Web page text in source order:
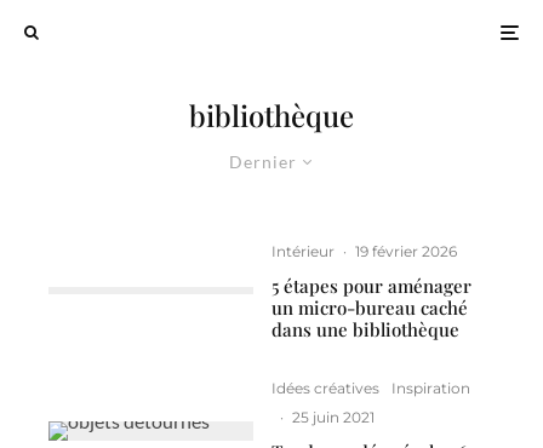
bibliothèque
Dernier
Intérieur · 19 février 2026
5 étapes pour aménager
un micro-bureau caché
dans une bibliothèque
Idées créatives
Inspiration
· 25 juin 2021